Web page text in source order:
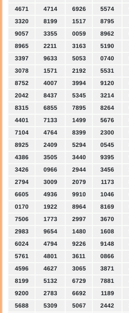
4671 4714 6926 5574
3320
8199 1517 8795
9057
3355 0059 8962
8965
2211 3163 5190
3397
9633 5053 0740
3078
1571 2192 5531
8752
4007 3994 9120
2042
8437 5345 3214
8315
6855 7895 8264
4401
7133 1499 5676
7104
4764 8399 2300
8925
2409 5294 0545
4386
3505 3440 9395
3426
0966 2944 3456
2794
3009 2079 1173
6605
4936 9910 1046
0170
1922 8964 8169
7506
1773 2997 3670
2983
9654 1480 1608
6024
4794 9226 9148
5761
4801 3611 0866
4596
4627 3065 3871
8199
5132 6729 7881
9200
2783 6692 1189
5688
5309 5067 2442